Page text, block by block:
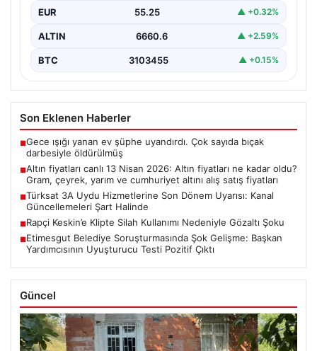
{“title”: “Altın Fiyatları 13 Nisan 2026 Güncel Durum ve
Analizler”, “content”: “ Son dönemde…
EUR 55.25 ▲ +0.32%
ALTIN 6660.6 ▲ +2.59%
BTC 3103455 ▲ +0.15%
Son Eklenen Haberler
■Gece ışığı yanan ev şüphe uyandırdı. Çok sayıda bıçak
darbesiyle öldürülmüş
■Altın fiyatları canlı 13 Nisan 2026: Altın fiyatları ne kadar oldu?
Gram, çeyrek, yarım ve cumhuriyet altını alış satış fiyatları
■Türksat 3A Uydu Hizmetlerine Son Dönem Uyarısı: Kanal
Güncellemeleri Şart Halinde
■Rapçi Keskin’e Klipte Silah Kullanımı Nedeniyle Gözaltı Şoku
■Etimesgut Belediye Soruşturmasında Şok Gelişme: Başkan
Yardımcısının Uyuşturucu Testi Pozitif Çıktı
Güncel